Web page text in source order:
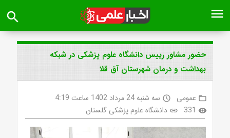
menu
search
حضور مشاور رییس دانشگاه علوم پزشکی در شبکه
بهداشت و درمان شهرستان آق قلا
folder_open عمومی access_time سه شنبه 24 مرداد 1402 ساعت 4:19
visibility
331
link دانشگاه علوم پزشکی گلستان